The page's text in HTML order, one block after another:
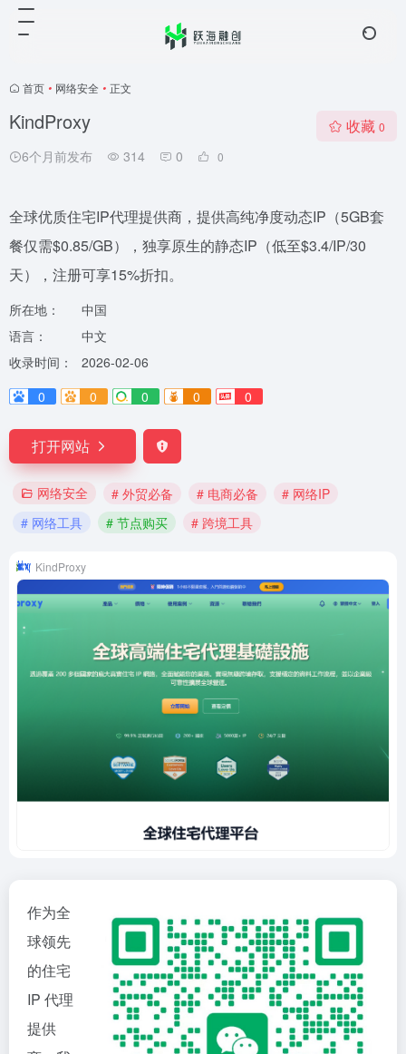
首页 • 网络安全 • 正文
KindProxy
6个月前发布 314 0 0
收藏 0
全球优质住宅IP代理提供商，提供高纯净度动态IP（5GB套
餐仅需$0.85/GB），独享原生的静态IP（低至$3.4/IP/30
天），注册可享15%折扣。
所在地：
中国
语言：
中文
收录时间：
2026-02-06
0
0 0 0 0
打开网站
网络安全 # 外贸必备 # 电商必备
# 网络IP
# 网络工具
# 节点购买 # 跨境工具
KindProxy
作为全
球领先
的住宅
IP 代理
提供